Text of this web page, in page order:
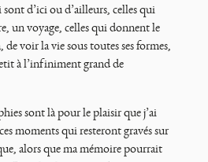
sont d’ici ou d’ailleurs, celles qui
un voyage, celles qui donnent le
voir la vie sous toutes ses formes,
à l’infiniment grand de
sont là pour le plaisir que j’ai
moments qui resteront gravés sur
alors que ma mémoire pourrait